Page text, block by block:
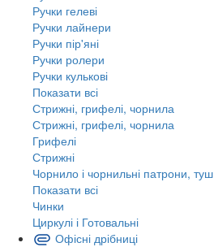
Ручки гелеві
Ручки лайнери
Ручки пір'яні
Ручки ролери
Ручки кулькові
Показати всі
Стрижні, грифелі, чорнила
Стрижні, грифелі, чорнила
Грифелі
Стрижні
Чорнило і чорнильні патрони, туш
Показати всі
Чинки
Циркулі і Готовальні
Офісні дрібниці